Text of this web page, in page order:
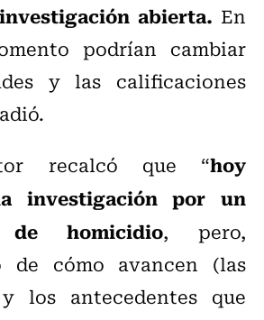
abierta. En
podrían cambiar
y las calificaciones
recalcó que “hoy
investigación por un
de homicidio, pero,
de cómo avancen (las
los antecedentes que